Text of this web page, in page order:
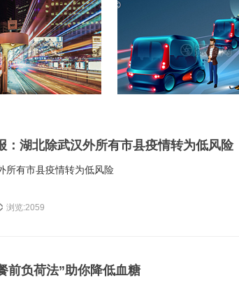
：湖北除武汉外所有市县疫情转为低风险
所有市县疫情转为低风险
浏览:2059
前负荷法”助你降低血糖